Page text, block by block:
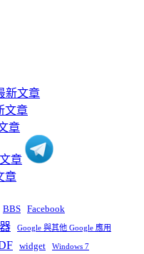
BBS Facebook
Google 與其他 Google 應用
widget Windows 7